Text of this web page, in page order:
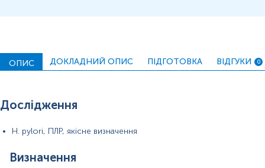
високій аналітичній точності тест дозволяє виявити
навіть мінімальні кількості бактеріальної ДНК, що є
ПЛР у калі є сучасним, інформативним та клінічно
значущим інструментом для діагностики та
швидкість та мінімальне втручання в організм пацієнта.
ОПИС ДОКЛАДНИЙ ОПИС ПІДГОТОВКА ВІДГУКИ 0
Дослідження
H. pylori, ПЛР, якісне визначення
Визначення